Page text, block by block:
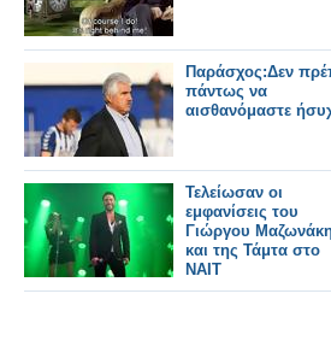
Παράσχος:Δεν
πάντως να
αισθανόμαστε
Τελείωσαν οι
εμφανίσεις του
Γιώργου
και της Τάμτα στο
ΝΑΙΤ